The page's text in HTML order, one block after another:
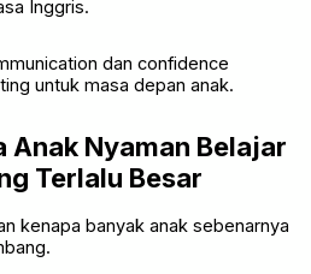
Inggris.
dan confidence
untuk masa depan anak.
Anak Nyaman Belajar
Terlalu Besar
kenapa banyak anak sebenarnya